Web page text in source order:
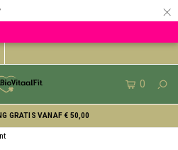
×
0
GRATIS VANAF € 50,00